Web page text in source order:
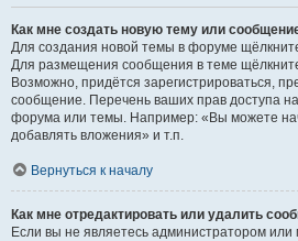
Как мне создать новую тему или
Для создания новой темы в форуме
Для размещения сообщения в теме
Возможно, придётся зарегистрироваться,
сообщение. Перечень ваших прав доступа
форума или темы. Например: «Вы можете
добавлять вложения» и т.п.
Вернуться к началу
Как мне отредактировать или удалить
Если вы не являетесь администратором